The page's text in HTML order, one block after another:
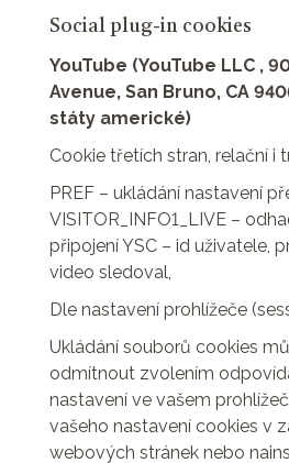
Social plug-in cookies
YouTube (YouTube LLC ,
Avenue, San Bruno, CA
státy americké)
Cookie třetích stran, relační i
PREF – ukládání nastavení
VISITOR_INFO1_LIVE –
připojení YSC – id uživatele,
video sledoval,
Dle nastavení prohlížeče
Ukládání souborů cookies
odmítnout zvolením
nastavení ve vašem
vašeho nastavení cookies v
webových stránek nebo